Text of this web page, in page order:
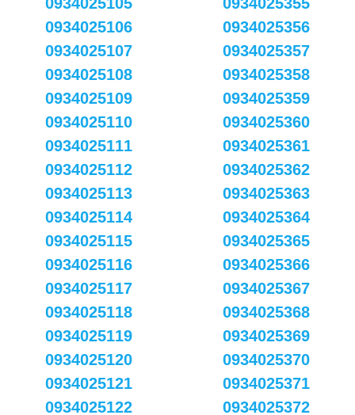
0934025106
0934025107
0934025108
0934025109
0934025110
0934025111
0934025112
0934025113
0934025114
0934025115
0934025116
0934025117
0934025118
0934025119
0934025120
0934025121
0934025122
0934025356
0934025357
0934025358
0934025359
0934025360
0934025361
0934025362
0934025363
0934025364
0934025365
0934025366
0934025367
0934025368
0934025369
0934025370
0934025371
0934025372